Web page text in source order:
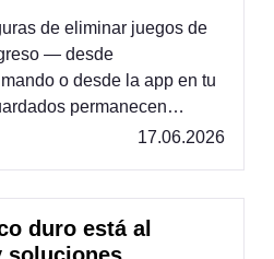
de eliminar juegos de
— desde
o desde la app en tu
permanecen
17.06.2026
duro está al